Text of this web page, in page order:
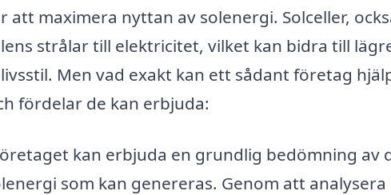
maximera nyttan av solenergi. Solceller,
strålar till elektricitet, vilket kan bidra till
Men vad exakt kan ett sådant företag
fördelar de kan erbjuda:
kan erbjuda en grundlig bedömning av
som kan genereras. Genom att analysera